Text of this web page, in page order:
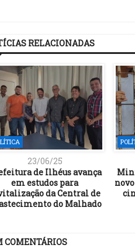
RELACIONADAS
23/06/25
de Ilhéus avança
em estudos para
da Central de
do Malhado
COMENTÁRIOS